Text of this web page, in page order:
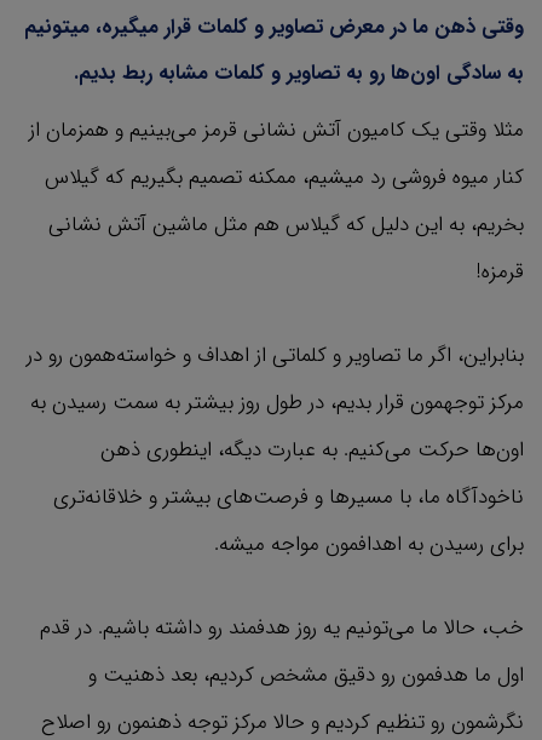
وقتی ذهن ما در معرض تصاویر و کلمات قرار میگیره، میتونیم
به سادگی اون‌ها رو به تصاویر و کلمات مشابه ربط بدیم.
مثلا وقتی یک کامیون آتش نشانی قرمز می‌بینیم و همزمان از
کنار میوه فروشی رد میشیم، ممکنه تصمیم بگیریم که گیلاس
بخریم، به این دلیل که گیلاس هم مثل ماشین آتش نشانی
قرمزه!
بنابراین، اگر ما تصاویر و کلماتی از اهداف و خواسته‌همون رو در
مرکز توجهمون قرار بدیم، در طول روز بیشتر به سمت رسیدن به
اون‌ها حرکت می‌کنیم. به عبارت دیگه، اینطوری ذهن
ناخودآگاه ما، با مسیرها و فرصت‌های بیشتر و خلاقانه‌تری
برای رسیدن به اهدافمون مواجه میشه.
خب، حالا ما می‌تونیم یه روز هدفمند رو داشته باشیم. در قدم
اول ما هدفمون رو دقیق مشخص کردیم، بعد ذهنیت و
نگرشمون رو تنظیم کردیم و حالا مرکز توجه ذهنمون رو اصلاح